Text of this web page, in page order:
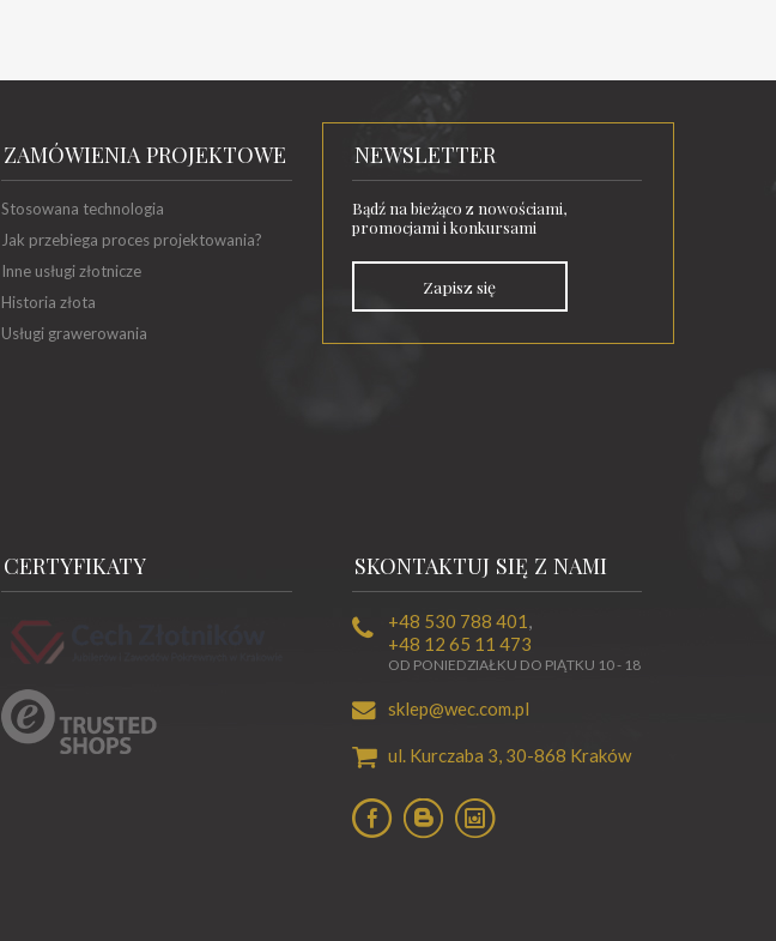
ZAMÓWIENIA PROJEKTOWE
Stosowana technologia
Jak przebiega proces projektowania?
Inne usługi złotnicze
Historia złota
Usługi grawerowania
NEWSLETTER
Bądź na bieżąco z nowościami,
promocjami i konkursami
Zapisz się
CERTYFIKATY SKONTAKTUJ SIĘ Z NAMI
+48 530 788 401 ,
+48 12 65 11 473
OD PONIEDZIAŁKU DO PIĄTKU 10 - 18
sklep@wec.com.pl
ul. Kurczaba 3, 30-868 Kraków